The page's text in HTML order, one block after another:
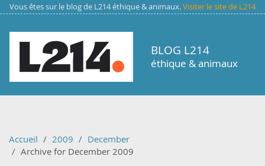
Aller au contenu principal
Vous êtes sur le blog de L214 éthique & animaux.Visiter le site de L214
BLOG L214
éthique & animaux
Accueil 2009
December
Archive for December 2009